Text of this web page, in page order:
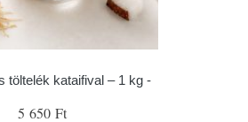
töltelék kataifival – 1 kg -
5 650 Ft